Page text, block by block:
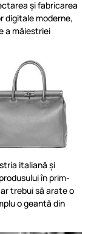
și fabricarea
digitale moderne,
a măiestriei
italiană și
în prim-
trebui să arate o
o geantă din